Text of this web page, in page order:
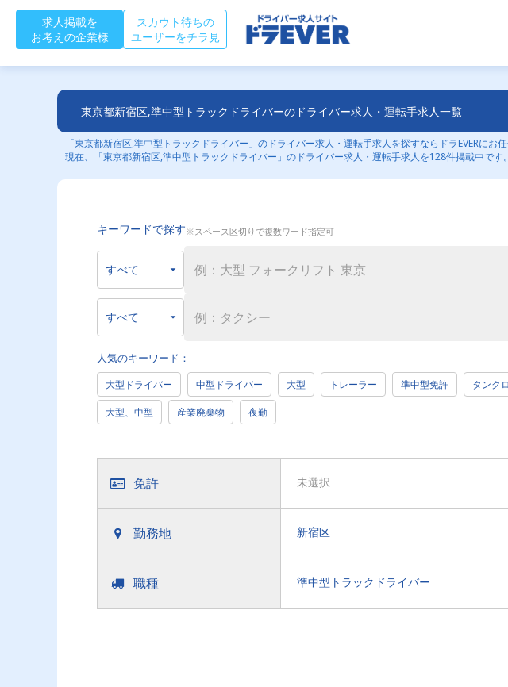
求人掲載を
お考えの企業様
スカウト待ちの
ユーザーをチラ見
東京都新宿区,準中型トラックドライバーのドライバー求人・運転手求人一覧
「東京都新宿区,準中型トラックドライバー」のドライバー求人・運転手求人を探すならドラEVERにお
現在、「東京都新宿区,準中型トラックドライバー」のドライバー求人・運転手求人を128件掲載中です。
キーワードで探す※スペース区切りで複数ワード指定可
人気のキーワード：
大型ドライバー 中型ドライバー 大型 トレーラー 準中型免許 タンク
大型、中型 産業廃棄物 夜勤
免許 未選択
勤務地 新宿区
職種 準中型トラックドライバー